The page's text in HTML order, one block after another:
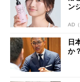
ン
AD
日
か